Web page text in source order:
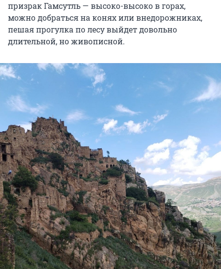
призрак Гамсутль — высоко-высоко в горах,
можно добраться на конях или внедорожниках,
пешая прогулка по лесу выйдет довольно
длительной, но живописной.